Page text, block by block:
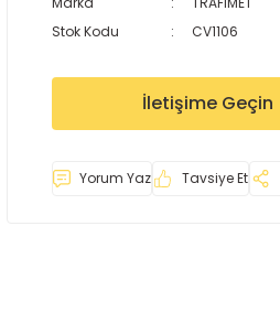
Stok Kodu
CV1106
İletişime Geçin
Yorum Yaz Tavsiye Et